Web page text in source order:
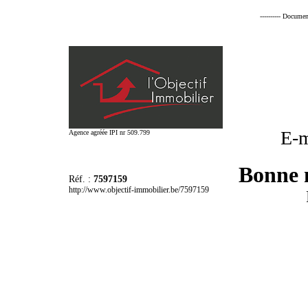
----------
Agence agréée IPI nr 509.799 E-
Réf. : 7597159
http://www.objectif-immobilier.be/7597159
Bonne